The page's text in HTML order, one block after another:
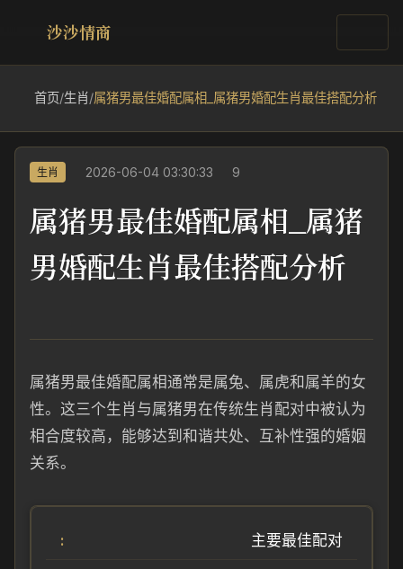
沙沙情商
首页/生肖/属猪男最佳婚配属相_属猪男婚配生肖最佳搭配分析
生肖 2026-06-04 03:30:33 9
属猪男最佳婚配属相_属猪
男婚配生肖最佳搭配分析
属猪男最佳婚配属相通常是属兔、属虎和属羊的女
性。这三个生肖与属猪男在传统生肖配对中被认为
相合度较高，能够达到和谐共处、互补性强的婚姻
关系。
主要最佳配对